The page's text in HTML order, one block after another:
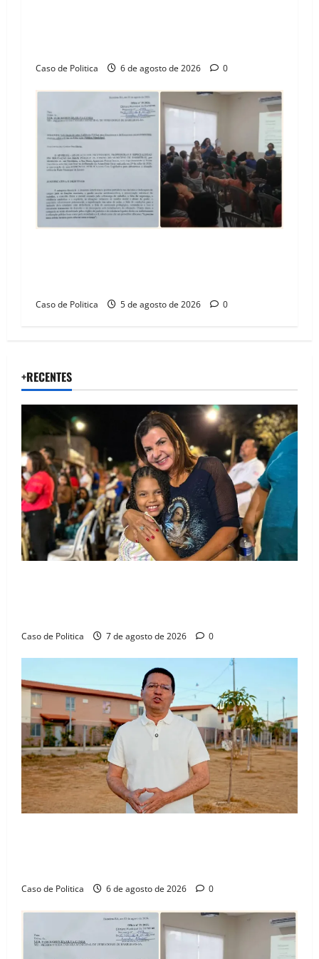
Caso de Politica 6 de agosto de 2026 0
Caso de Politica 5 de agosto de 2026 0
+RECENTES
Caso de Politica 7 de agosto de 2026 0
Caso de Politica 6 de agosto de 2026 0